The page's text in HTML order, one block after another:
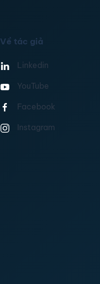
Về tác giả
Linkedin
YouTube
Facebook
Instagram